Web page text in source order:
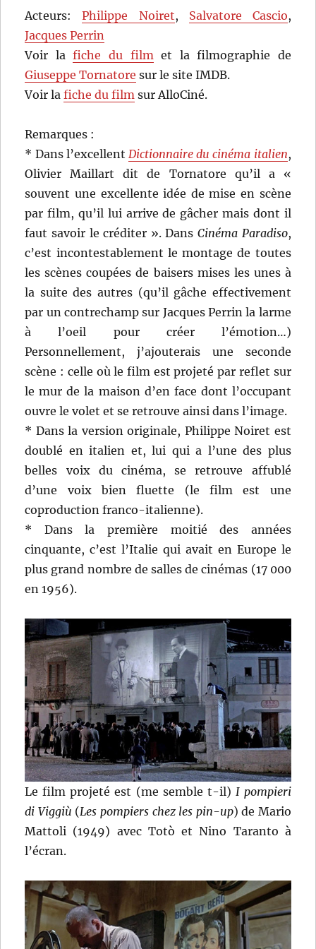
Acteurs:Philippe Noiret, Salvatore Cascio,
Jacques Perrin
Voir lafiche du film et la filmographie de
Giuseppe Tornatore sur le site IMDB.
Voir lafiche du film sur AlloCiné.
Remarques :
* Dans l’excellent Dictionnaire du cinéma italien,
Olivier Maillart dit de Tornatore qu’il a «
souvent une excellente idée de mise en scène
par film, qu’il lui arrive de gâcher mais dont il
faut savoir le créditer ». DansCinéma Paradiso,
c’est incontestablement le montage de toutes
les scènes coupées de baisers mises les unes à
la suite des autres (qu’il gâche effectivement
par un contrechamp sur Jacques Perrin la larme
à l’oeil pour créer l’émotion…)
Personnellement, j’ajouterais une seconde
scène : celle où le film est projeté par reflet sur
le mur de la maison d’en face dont l’occupant
ouvre le volet et se retrouve ainsi dans l’image.
* Dans la version originale, Philippe Noiret est
doublé en italien et, lui qui a l’une des plus
belles voix du cinéma, se retrouve affublé
d’une voix bien fluette (le film est une
coproduction franco-italienne).
* Dans la première moitié des années
cinquante, c’est l’Italie qui avait en Europe le
plus grand nombre de salles de cinémas (17 000
en 1956).
Le film projeté est (me semble t-il) I pompieri
di Viggiù (Les pompiers chez les pin-up) de Mario
Mattoli (1949) avec Totò et Nino Taranto à
l’écran.